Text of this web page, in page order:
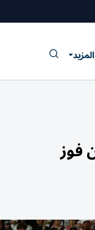
المزيد
فوز